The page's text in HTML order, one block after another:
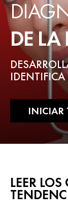
DE LA
IDENTIFICA
INICIAR
LEER